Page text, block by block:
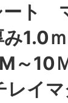
ート
み1.0
～10
レイ